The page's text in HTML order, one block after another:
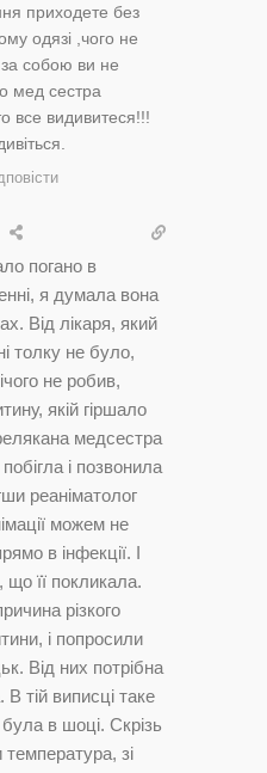
приходете без
одязі ,чого не
собою ви не
мед сестра
все видивитеся!!!
погано в
я думала вона
Від лікаря, який
толку не було,
не робив,
якій гіршало
медсестра
і позвонила
реаніматолог
можем не
в інфекції. І
що її покликала.
різкого
і попросили
Від них потрібна
тій виписці таке
в шоці. Скрізь
зі